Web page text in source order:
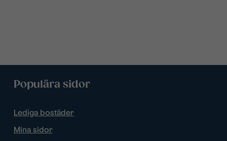
Populära sidor
Lediga bostäder
Mina sidor